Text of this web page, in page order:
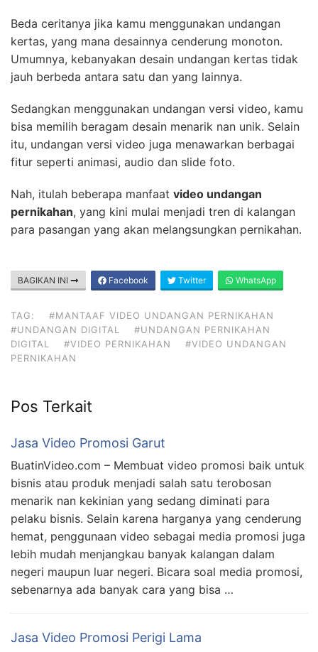
Beda ceritanya jika kamu menggunakan undangan
kertas, yang mana desainnya cenderung monoton.
Umumnya, kebanyakan desain undangan kertas tidak
jauh berbeda antara satu dan yang lainnya.
Sedangkan menggunakan undangan versi video, kamu
bisa memilih beragam desain menarik nan unik. Selain
itu, undangan versi video juga menawarkan berbagai
fitur seperti animasi, audio dan slide foto.
Nah, itulah beberapa manfaat video undangan
pernikahan, yang kini mulai menjadi tren di kalangan
para pasangan yang akan melangsungkan pernikahan.
BAGIKAN INI Facebook Twitter WhatsApp
TAG:
#MANTAAF VIDEO UNDANGAN PERNIKAHAN
#UNDANGAN DIGITAL
#UNDANGAN PERNIKAHAN
DIGITAL
#VIDEO PERNIKAHAN
#VIDEO UNDANGAN
PERNIKAHAN
Pos Terkait
Jasa Video Promosi Garut
BuatinVideo.com – Membuat video promosi baik untuk
bisnis atau produk menjadi salah satu terobosan
menarik nan kekinian yang sedang diminati para
pelaku bisnis. Selain karena harganya yang cenderung
hemat, penggunaan video sebagai media promosi juga
lebih mudah menjangkau banyak kalangan dalam
negeri maupun luar negeri. Bicara soal media promosi,
sebenarnya ada banyak cara yang bisa …
Jasa Video Promosi Perigi Lama